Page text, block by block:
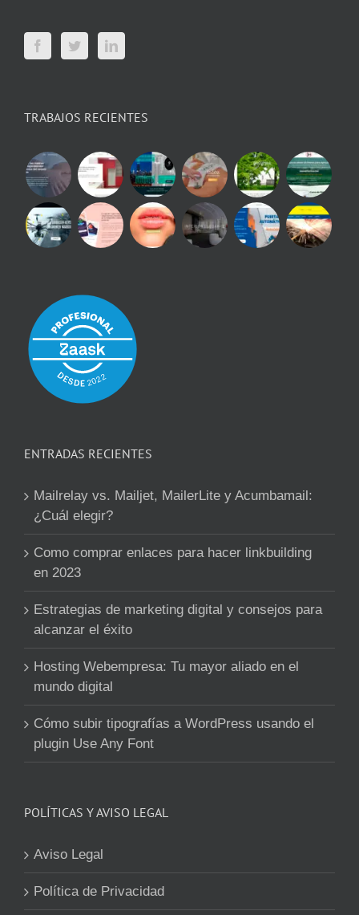
TRABAJOS RECIENTES
ENTRADAS RECIENTES
Mailrelay vs. Mailjet, MailerLite y Acumbamail:
¿Cuál elegir?
Como comprar enlaces para hacer linkbuilding
en 2023
Estrategias de marketing digital y consejos para
alcanzar el éxito
Hosting Webempresa: Tu mayor aliado en el
mundo digital
Cómo subir tipografías a WordPress usando el
plugin Use Any Font
POLÍTICAS Y AVISO LEGAL
Aviso Legal
Política de Privacidad